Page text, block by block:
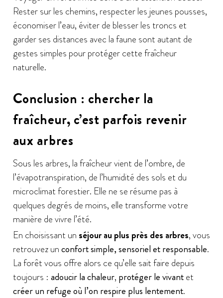
Rester sur les chemins, respecter les jeunes pousses,
économiser l’eau, éviter de blesser les troncs et
garder ses distances avec la faune sont autant de
gestes simples pour protéger cette fraîcheur
naturelle.
Conclusion : chercher la
fraîcheur, c’est parfois revenir
aux arbres
Sous les arbres, la fraîcheur vient de l’ombre, de
l’évapotranspiration, de l’humidité des sols et du
microclimat forestier. Elle ne se résume pas à
quelques degrés de moins, elle transforme votre
manière de vivre l’été.
En choisissant un séjour au plus près des arbres, vous
retrouvez unconfort simple, sensoriel et responsable.
La forêt vous offre alors ce qu’elle sait faire depuis
toujours : adoucir la chaleur, protéger le vivantet
créer un refuge où l’on respire plus lentement.